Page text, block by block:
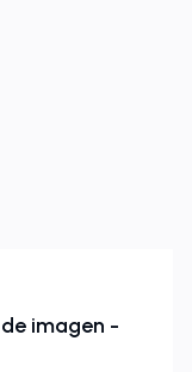
imagen -